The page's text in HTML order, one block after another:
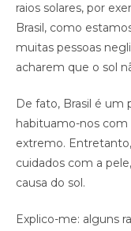
raios solares, por
Brasil, como
muitas pessoas
acharem que o sol
De fato, Brasil é um
habituamo-nos com
extremo.
cuidados com a
causa do sol.
Explico-me: alguns